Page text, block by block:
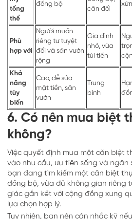
tổng
thể
đồng bộ
cân đối
Phù
hợp với
Người muốn
riêng tư tuyệt
đối và sân vườn
rộng
Gia đình
nhỏ, vừa
túi tiền
Khả
năng
tùy
biến
Cao, dễ sửa
mặt tiền, sân
vườn
Trung
bình
6. Có nên mua biệt
không?
Việc quyết định mua một căn biệt
vào nhu cầu, ưu tiên sống và ngân
bạn đang tìm kiếm một căn biệt
đồng bộ, vừa đủ không gian riêng
giác gắn kết với cộng đồng xung
lựa chọn hợp lý.
Tuy nhiên, bạn nên cân nhắc kỹ